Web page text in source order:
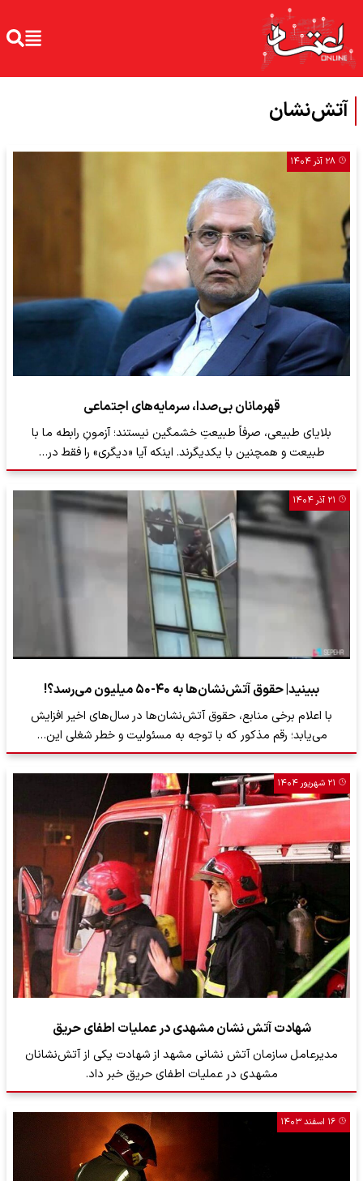
آتش‌نشان
۲۸ آذر ۱۴۰۴
قهرمانان بی‌صدا، سرمایه‌های اجتماعی
بلایای طبیعی، صرفاً طبیعتِ خشمگین نیستند؛ آزمونِ رابطه ما با
طبیعت و همچنین با یکدیگرند. اینکه آیا «دیگری» را فقط در…
۲۱ آذر ۱۴۰۴
ببینید| حقوق آتش‌نشان‌ها به ۴۰-۵۰ میلیون می‌رسد؟!
با اعلام برخی منابع، حقوق آتش‌نشان‌ها در سال‌های اخیر افزایش
می‌یابد؛ رقم مذکور که با توجه به مسئولیت و خطر شغلی این…
۲۱ شهریور ۱۴۰۴
شهادت آتش نشان مشهدی در عملیات اطفای حریق
مدیرعامل سازمان آتش نشانی مشهد از شهادت یکی از آتش‌نشانان
مشهدی در عملیات اطفای حریق خبر داد.
۱۶ اسفند ۱۴۰۳